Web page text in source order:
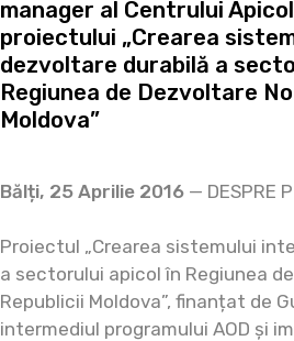
manager al Centrului
proiectului „Crearea
dezvoltare durabilă a
Regiunea de Dezvoltare
Moldova”
Bălți, 25 Aprilie 2016 — DESPRE
Proiectul „Crearea sistemului
a sectorului apicol în Regiunea
Republicii Moldova”, finanțat de
intermediul programului AOD și